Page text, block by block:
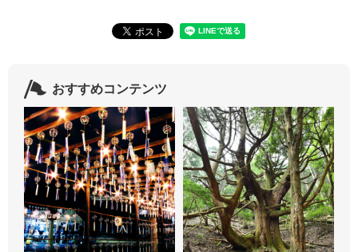
おすすめコンテンツ